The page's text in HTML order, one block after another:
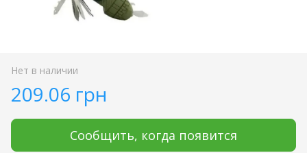
Нет в наличии
209.06 грн
Сообщить, когда появится